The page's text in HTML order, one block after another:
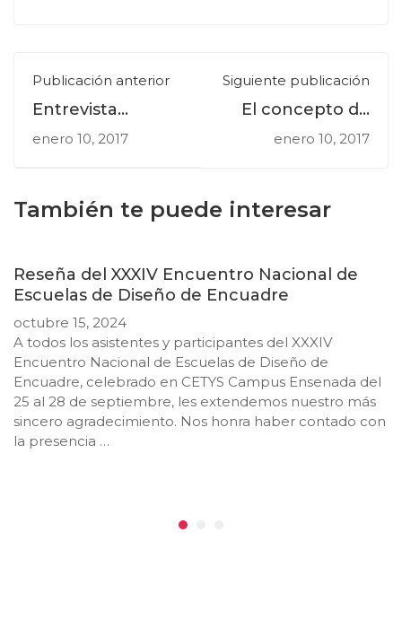
Publicación anterior
Entrevista
a Norberto
Chaves
enero 10, 2017
Siguiente publicación
El concepto de
verdad en el
diseño gráfico
enero 10, 2017
También te puede interesar
Reseña del XXXIV Encuentro Nacional de
Escuelas de Diseño de Encuadre
octubre 15, 2024
A todos los asistentes y participantes del XXXIV
Encuentro Nacional de Escuelas de Diseño de
Encuadre, celebrado en CETYS Campus Ensenada del
25 al 28 de septiembre, les extendemos nuestro más
sincero agradecimiento. Nos honra haber contado con
la presencia …